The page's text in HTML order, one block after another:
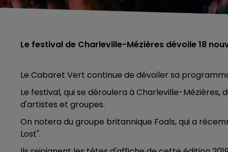
Le festival de Charleville-Mézières dévoile 18
Le Cabaret Vert continue de dévoiler sa
Le festival, qui se déroulera à Charleville-Mézières,
d'artistes et groupes.
On notera du groupe britannique Foals, qui a
Lost".